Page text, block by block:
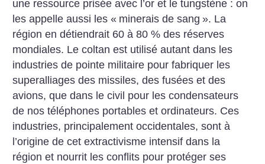
une ressource prisée avec l’or et le tungstène : on
les appelle aussi les « minerais de sang ». La
région en détiendrait 60 à 80 % des réserves
mondiales. Le coltan est utilisé autant dans les
industries de pointe militaire pour fabriquer les
superalliages des missiles, des fusées et des
avions, que dans le civil pour les condensateurs
de nos téléphones portables et ordinateurs. Ces
industries, principalement occidentales, sont à
l’origine de cet extractivisme intensif dans la
région et nourrit les conflits pour protéger ses